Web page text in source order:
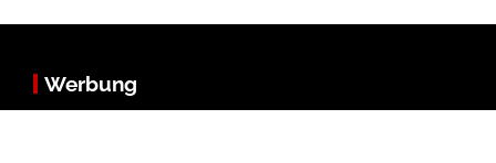
Werbung